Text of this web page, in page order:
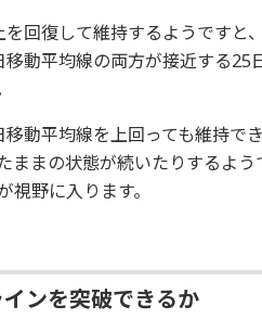
回復して維持するようですと
移動平均線の両方が接近する
移動平均線を上回っても維持で
ままの状態が続いたりするよ
野に入ります。
ンを突破できるか